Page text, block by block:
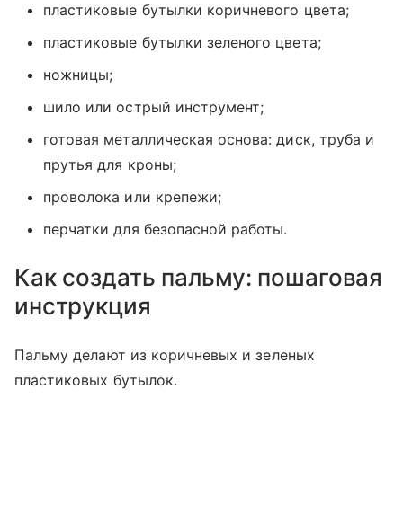
пластиковые бутылки коричневого цвета;
пластиковые бутылки зеленого цвета;
ножницы;
шило или острый инструмент;
готовая металлическая основа: диск, труба и
прутья для кроны;
проволока или крепежи;
перчатки для безопасной работы.
Как создать пальму: пошаговая
инструкция
Пальму делают из коричневых и зеленых
пластиковых бутылок.